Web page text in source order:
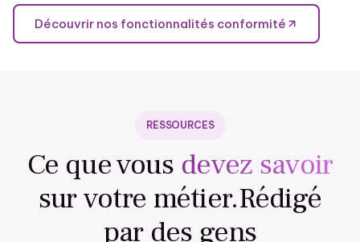
Découvrir nos fonctionnalités conformité
RESSOURCES
Ce que vous devez savoir
sur votre métier.Rédigé
par des gens